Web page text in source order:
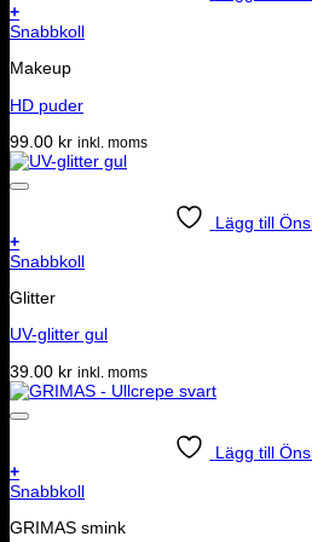
+
Snabbkoll
Makeup
HD puder
99.00 kr inkl. moms
Lägg till
+
Snabbkoll
Glitter
UV-glitter gul
39.00 kr inkl. moms
Lägg till
+
Snabbkoll
GRIMAS smink